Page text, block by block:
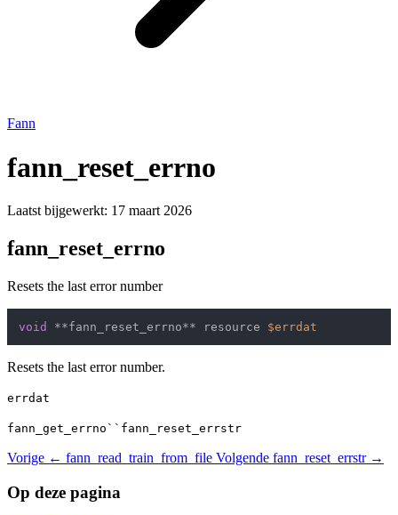
Fann
fann_reset_errno
Laatst bijgewerkt: 17 maart 2026
fann_reset_errno
Resets the last error number
void **fann_reset_errno** resource $errdat
Resets the last error number.
errdat
fann_get_errno``fann_reset_errstr
Vorige ← fann_read_train_from_file Volgende fann_reset_errstr →
Op deze pagina